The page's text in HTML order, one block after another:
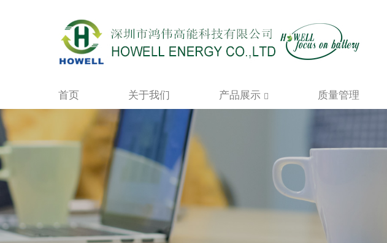
首页 关于我们 产品展示 质量管理